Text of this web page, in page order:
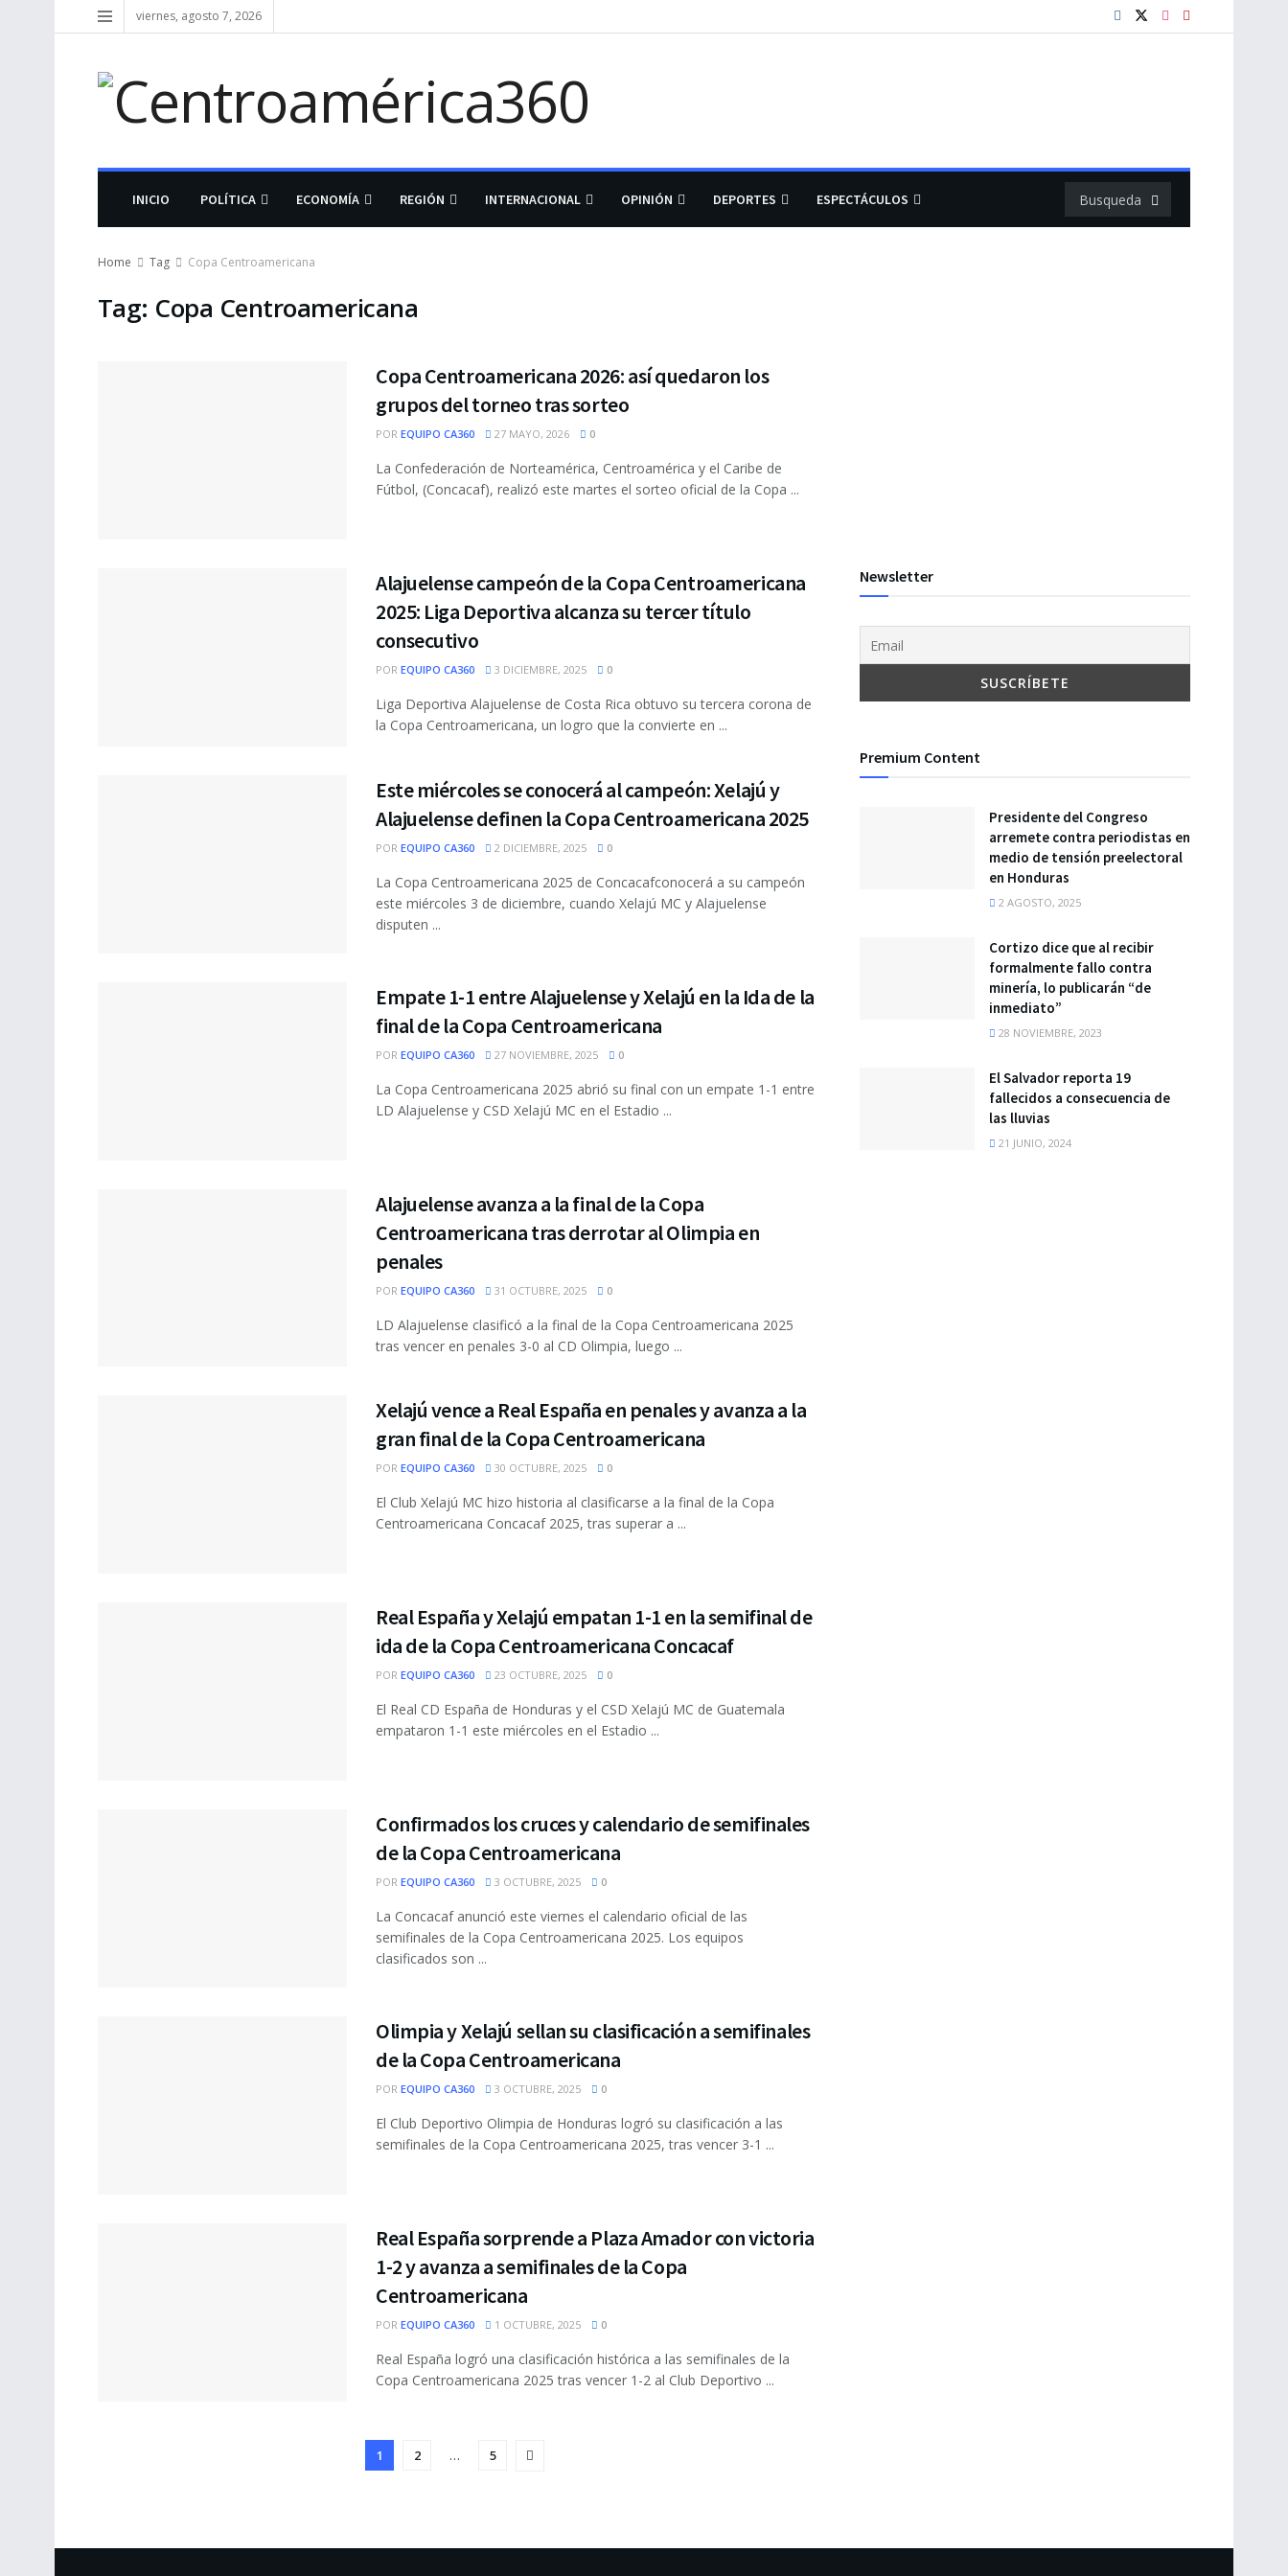
viernes, agosto 7, 2026
INICIO POLÍTICA ECONOMÍA REGIÓN INTERNACIONAL OPINIÓN DEPORTES ESPECTÁCULOS
Home Tag Copa Centroamericana
Tag: Copa Centroamericana
Copa Centroamericana 2026: así quedaron los
grupos del torneo tras sorteo
POR EQUIPO CA360 27 MAYO, 2026 0
La Confederación de Norteamérica, Centroamérica y el Caribe de
Fútbol, (Concacaf), realizó este martes el sorteo oficial de la Copa ...
Alajuelense campeón de la Copa Centroamericana
2025: Liga Deportiva alcanza su tercer título
consecutivo
POR EQUIPO CA360 3 DICIEMBRE, 2025 0
Liga Deportiva Alajuelense de Costa Rica obtuvo su tercera corona de
la Copa Centroamericana, un logro que la convierte en ...
Este miércoles se conocerá al campeón: Xelajú y
Alajuelense definen la Copa Centroamericana 2025
POR EQUIPO CA360 2 DICIEMBRE, 2025 0
La Copa Centroamericana 2025 de Concacafconocerá a su campeón
este miércoles 3 de diciembre, cuando Xelajú MC y Alajuelense
disputen ...
Empate 1-1 entre Alajuelense y Xelajú en la Ida de la
final de la Copa Centroamericana
POR EQUIPO CA360 27 NOVIEMBRE, 2025 0
La Copa Centroamericana 2025 abrió su final con un empate 1-1 entre
LD Alajuelense y CSD Xelajú MC en el Estadio ...
Alajuelense avanza a la final de la Copa
Centroamericana tras derrotar al Olimpia en
penales
POR EQUIPO CA360 31 OCTUBRE, 2025 0
LD Alajuelense clasificó a la final de la Copa Centroamericana 2025
tras vencer en penales 3-0 al CD Olimpia, luego ...
Xelajú vence a Real España en penales y avanza a la
gran final de la Copa Centroamericana
POR EQUIPO CA360 30 OCTUBRE, 2025 0
El Club Xelajú MC hizo historia al clasificarse a la final de la Copa
Centroamericana Concacaf 2025, tras superar a ...
Real España y Xelajú empatan 1-1 en la semifinal de
ida de la Copa Centroamericana Concacaf
POR EQUIPO CA360 23 OCTUBRE, 2025 0
El Real CD España de Honduras y el CSD Xelajú MC de Guatemala
empataron 1-1 este miércoles en el Estadio ...
Confirmados los cruces y calendario de semifinales
de la Copa Centroamericana
POR EQUIPO CA360 3 OCTUBRE, 2025 0
La Concacaf anunció este viernes el calendario oficial de las
semifinales de la Copa Centroamericana 2025. Los equipos
clasificados son ...
Olimpia y Xelajú sellan su clasificación a semifinales
de la Copa Centroamericana
POR EQUIPO CA360 3 OCTUBRE, 2025 0
El Club Deportivo Olimpia de Honduras logró su clasificación a las
semifinales de la Copa Centroamericana 2025, tras vencer 3-1 ...
Real España sorprende a Plaza Amador con victoria
1-2 y avanza a semifinales de la Copa
Centroamericana
POR EQUIPO CA360 1 OCTUBRE, 2025 0
Real España logró una clasificación histórica a las semifinales de la
Copa Centroamericana 2025 tras vencer 1-2 al Club Deportivo ...
1 2 … 5
Newsletter
Premium Content
Presidente del Congreso
arremete contra periodistas en
medio de tensión preelectoral
en Honduras
2 AGOSTO, 2025
Cortizo dice que al recibir
formalmente fallo contra
minería, lo publicarán “de
inmediato”
28 NOVIEMBRE, 2023
El Salvador reporta 19
fallecidos a consecuencia de
las lluvias
21 JUNIO, 2024